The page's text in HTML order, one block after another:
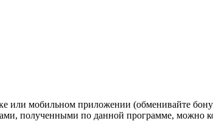
или мобильном приложении (обменивайте
полученными по данной программе, можно